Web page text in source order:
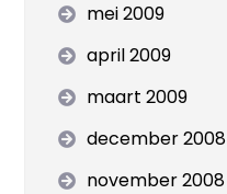
mei 2009
april 2009
maart 2009
december 2008
november 2008